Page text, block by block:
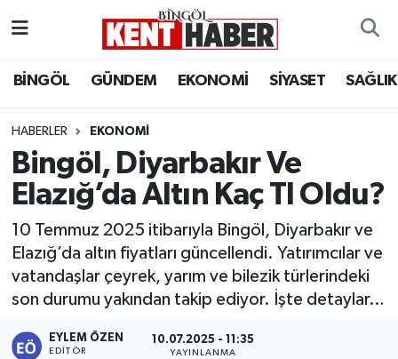
BİNGÖL GÜNDEM EKONOMİ SİYASET SAĞLIK
HABERLER EKONOMI
Bingöl, Diyarbakır Ve
Elazığ’da Altın Kaç Tl Oldu?
10 Temmuz 2025 itibarıyla Bingöl, Diyarbakır ve
Elazığ’da altın fiyatları güncellendi. Yatırımcılar ve
vatandaşlar çeyrek, yarım ve bilezik türlerindeki
son durumu yakından takip ediyor. İşte detaylar…
EYLEM ÖZEN
EDITÖR
10.07.2025 - 11:35
YAYINLANMA
BİLİM-TEKNOLOJİ
DÜNYA
EĞİTİM
EKONOMİ
GENÇ
GÜNDEM
Bingöl Hava Durumu
Bingöl Namaz Vakitleri
Bingöl Trafik Yoğunluk Haritası
Süper Lig Puan Durumu ve Fikstür
Tüm Manşetler
Son Dakika Haberleri